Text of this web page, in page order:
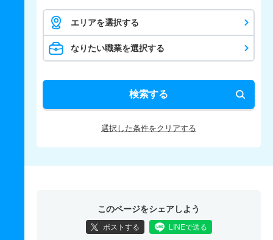
エリアを選択する
なりたい職業を選択する
検索する
選択した条件をクリアする
このページをシェアしよう
ポストする LINEで送る